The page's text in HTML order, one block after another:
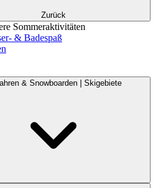
Zurück
Sommeraktivitäten
& Badespaß
& Snowboarden | Skigebiete